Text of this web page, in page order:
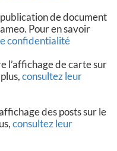
de document
Pour en savoir
confidentialité
l’affichage de carte sur
consultez leur
des posts sur le
consultez leur